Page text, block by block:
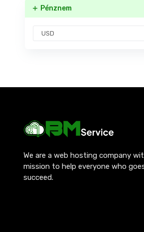
Pénznem
We are a web hosting company
mission to help everyone who
succeed.